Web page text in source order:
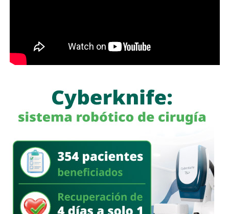
para avisarle a los conductores que había una barda
en medio de la calle, pero la mayoría de los que piden la
señal con el aviso son los mismos que, a propósito, no
ser cortés con los peatones que intentan
Señales faltan más, como una que indique para qué o
realidad nadie lo sabe a ciencia cierta, otras en toda la
ciudad, lasque avisen que la ciclovía no es para que se
estacionen autos de los negocios de Carranza o
Himno Nacional.
La Avenida Chapultepec tiene varias señales que indican